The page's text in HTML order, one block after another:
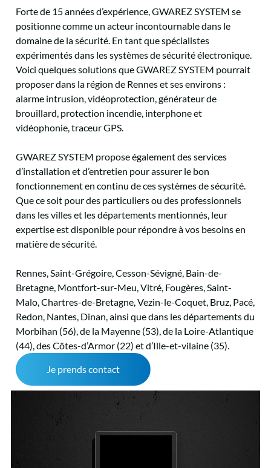
Forte de 15 années d’expérience, GWAREZ SYSTEM se
positionne comme un acteur incontournable dans le
domaine de la sécurité. En tant que spécialistes
expérimentés dans les systèmes de sécurité électronique.
Voici quelques solutions que GWAREZ SYSTEM pourrait
proposer dans la région de Rennes et ses environs :
alarme intrusion, vidéoprotection, générateur de
brouillard, protection incendie, interphone et
vidéophonie, traceur GPS.
GWAREZ SYSTEM propose également des services
d’installation et d’entretien pour assurer le bon
fonctionnement en continu de ces systèmes de sécurité.
Que ce soit pour des particuliers ou des professionnels
dans les villes et les départements mentionnés, leur
expertise est disponible pour répondre à vos besoins en
matière de sécurité.
Rennes, Saint-Grégoire, Cesson-Sévigné, Bain-de-
Bretagne, Montfort-sur-Meu, Vitré, Fougères, Saint-
Malo, Chartres-de-Bretagne, Vezin-le-Coquet, Bruz, Pacé,
Redon, Nantes, Dinan, ainsi que dans les départements du
Morbihan (56), de la Mayenne (53), de la Loire-Atlantique
(44), des Côtes-d’Armor (22) et d’Ille-et-vilaine (35).
Je prends contact